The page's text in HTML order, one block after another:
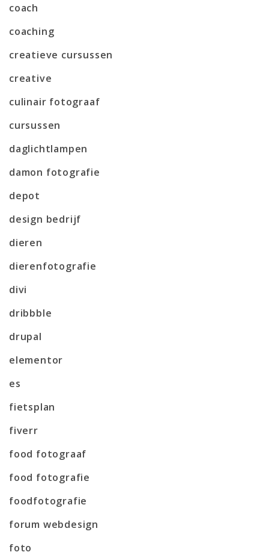
coach
coaching
creatieve cursussen
creative
culinair fotograaf
cursussen
daglichtlampen
damon fotografie
depot
design bedrijf
dieren
dierenfotografie
divi
dribbble
drupal
elementor
es
fietsplan
fiverr
food fotograaf
food fotografie
foodfotografie
forum webdesign
foto